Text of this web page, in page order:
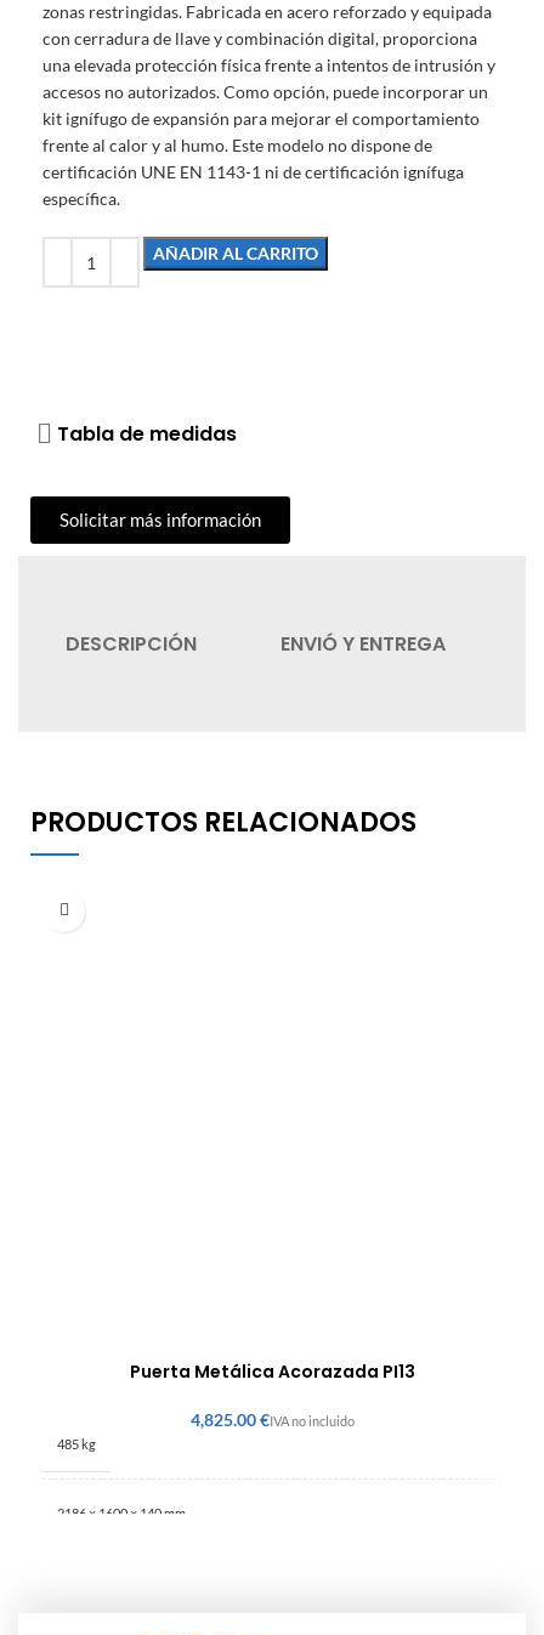
zonas restringidas. Fabricada en acero reforzado y equipada
con cerradura de llave y combinación digital, proporciona
una elevada protección física frente a intentos de intrusión y
accesos no autorizados. Como opción, puede incorporar un
kit ignífugo de expansión para mejorar el comportamiento
frente al calor y al humo. Este modelo no dispone de
certificación UNE EN 1143-1 ni de certificación ignífuga
específica.
AÑADIR AL CARRITO
Tabla de medidas
Solicitar más información
DESCRIPCIÓN ENVIÓ Y ENTREGA
PRODUCTOS RELACIONADOS
Puerta Metálica Acorazada PI13
€
485 kg
2186 × 1600 × 140 mm